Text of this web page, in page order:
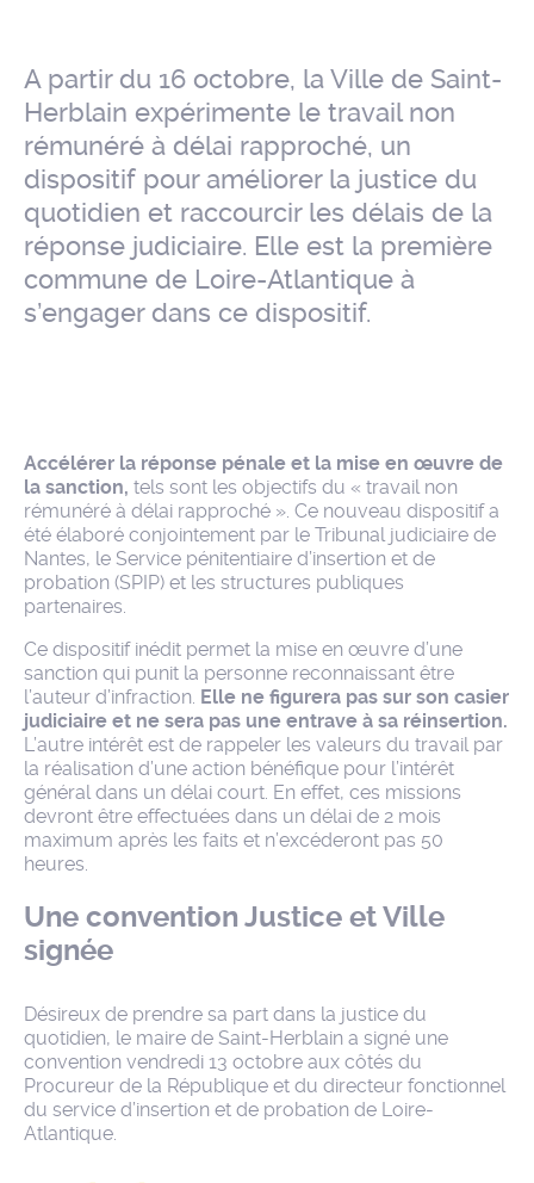
A partir du 16 octobre, la Ville de Saint-
Herblain expérimente le travail non
rémunéré à délai rapproché, un
dispositif pour améliorer la justice du
quotidien et raccourcir les délais de la
réponse judiciaire. Elle est la première
commune de Loire-Atlantique à
s’engager dans ce dispositif.
Accélérer la réponse pénale et la mise en œuvre de
la sanction, tels sont les objectifs du « travail non
rémunéré à délai rapproché ». Ce nouveau dispositif a
été élaboré conjointement par le Tribunal judiciaire de
Nantes, le Service pénitentiaire d’insertion et de
probation (SPIP) et les structures publiques
partenaires.
Ce dispositif inédit permet la mise en œuvre d’une
sanction qui punit la personne reconnaissant être
l’auteur d’infraction. Elle ne figurera pas sur son casier
judiciaire et ne sera pas une entrave à sa réinsertion.
L’autre intérêt est de rappeler les valeurs du travail par
la réalisation d’une action bénéfique pour l’intérêt
général dans un délai court. En effet, ces missions
devront être effectuées dans un délai de 2 mois
maximum après les faits et n’excéderont pas 50
heures.
Une convention Justice et Ville
signée
Désireux de prendre sa part dans la justice du
quotidien, le maire de Saint-Herblain a signé une
convention vendredi 13 octobre aux côtés du
Procureur de la République et du directeur fonctionnel
du service d’insertion et de probation de Loire-
Atlantique.